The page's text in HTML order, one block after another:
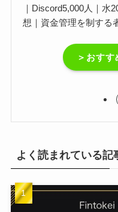
｜Discord5,000人｜水
想｜資金管理を制する
＞おす
よく読まれている記